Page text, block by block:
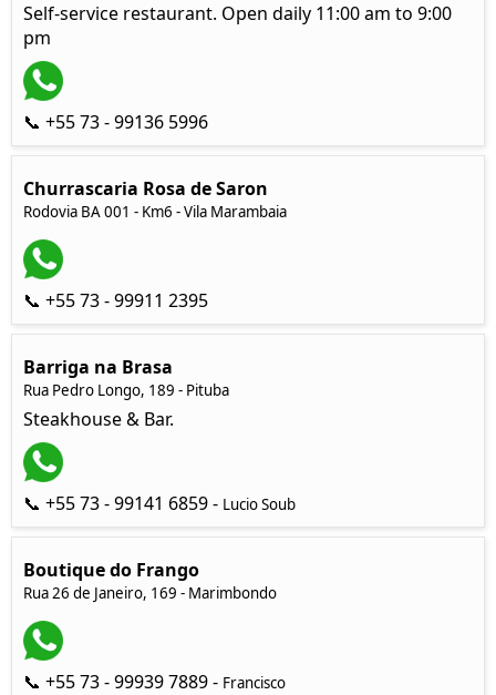
Self-service restaurant. Open daily 11:00 am to 9:00
pm
📞 +55 73 - 99136 5996
Churrascaria Rosa de Saron
Rodovia BA 001 - Km6 - Vila Marambaia
📞 +55 73 - 99911 2395
Barriga na Brasa
Rua Pedro Longo, 189 - Pituba
Steakhouse & Bar.
📞 +55 73 - 99141 6859 - Lucio Soub
Boutique do Frango
Rua 26 de Janeiro, 169 - Marimbondo
📞 +55 73 - 99939 7889 - Francisco